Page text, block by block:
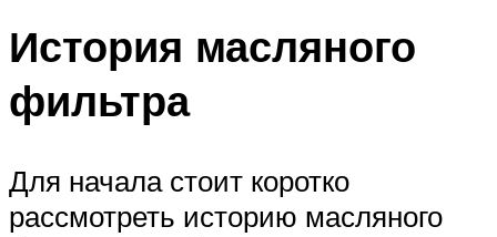
История масляного
фильтра
Для начала стоит коротко
рассмотреть историю масляного